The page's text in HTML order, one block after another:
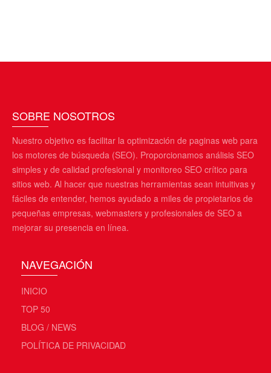
SOBRE NOSOTROS
Nuestro objetivo es facilitar la optimización de paginas web para
los motores de búsqueda (SEO). Proporcionamos análisis SEO
simples y de calidad profesional y monitoreo SEO crítico para
sitios web. Al hacer que nuestras herramientas sean intuitivas y
fáciles de entender, hemos ayudado a miles de propietarios de
pequeñas empresas, webmasters y profesionales de SEO a
mejorar su presencia en línea.
NAVEGACIÓN
INICIO
TOP 50
BLOG / NEWS
POLÍTICA DE PRIVACIDAD